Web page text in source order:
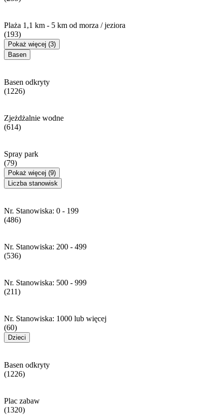
Plaża 1,1 km - 5 km od morza / jeziora
(193)
Pokaż więcej (3)
Basen
Basen odkryty
(1226)
Zjeżdżalnie wodne
(614)
Spray park
(79)
Pokaż więcej (9)
Liczba stanowisk
Nr. Stanowiska: 0 - 199
(486)
Nr. Stanowiska: 200 - 499
(536)
Nr. Stanowiska: 500 - 999
(211)
Nr. Stanowiska: 1000 lub więcej
(60)
Dzieci
Basen odkryty
(1226)
Plac zabaw
(1320)